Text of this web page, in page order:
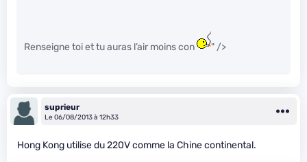
Renseigne toi et tu auras l’air moins con " />
suprieur
Le 06/08/2013 à 12h33
Hong Kong utilise du 220V comme la Chine continental.